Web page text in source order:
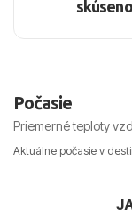
Počasie
Priemerné teploty
Aktuálne počasie v